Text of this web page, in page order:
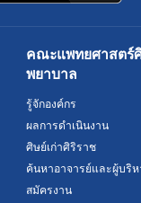
คณะแพทยศาสตร์
พยาบาล
รู้จักองค์กร
ผลการดำเนินงาน
ศิษย์เก่าศิริราช
ค้นหาอาจารย์และผู้บริห
สมัครงาน